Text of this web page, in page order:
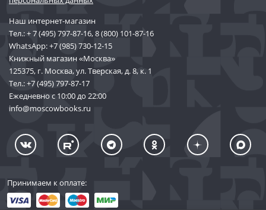
Наш интернет-магазин
Тел.:+ 7 (495) 797-87-16,8 (800) 101-87-16
WhatsApp:+7 (985) 730-12-15
Книжный магазин «Москва»
125375, г. Москва, ул. Тверская, д. 8, к. 1
Тел.:+7 (495) 797-87-17
Ежедневно с 10:00 до 22:00
info@moscowbooks.ru
Принимаем к оплате: